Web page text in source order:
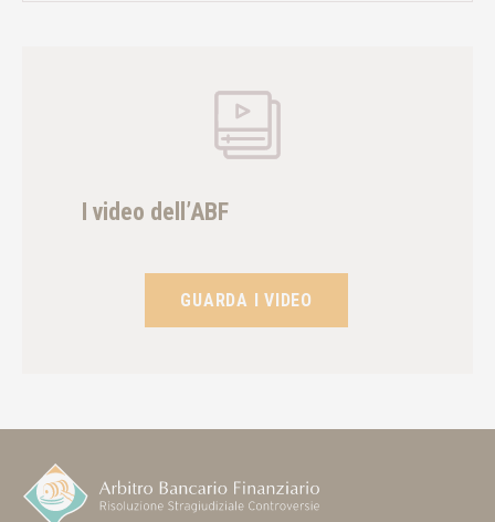
I video dell’ABF
GUARDA I VIDEO